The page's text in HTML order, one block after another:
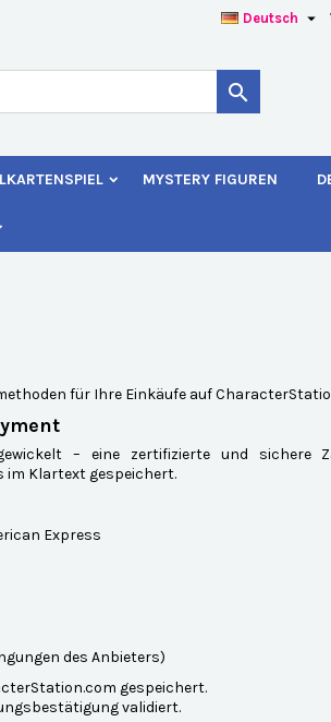
Deutsch 

MYSTERY FIGUREN
für Ihre Einkäufe auf
– eine zertifizierte und sichere
Klartext gespeichert.
Express
des Anbieters)
gespeichert.
validiert.
((cancelText)) ((modalDeleteText))
Artikel Ihrer Wunschliste hinzufügen zu